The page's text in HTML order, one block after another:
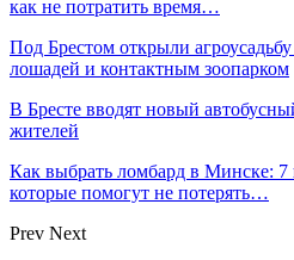
как не потратить время…
Под Брестом открыли
лошадей и контактным зоопарком
В Бресте вводят новый
жителей
Как выбрать ломбард в Минске: 7
которые помогут не потерять…
Prev Next